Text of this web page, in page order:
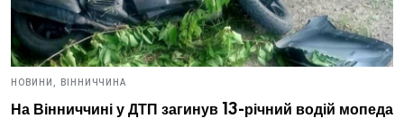
НОВИНИ, ВІННИЧЧИНА
На Вінниччині у ДТП загинув 13-річний водій мопеда